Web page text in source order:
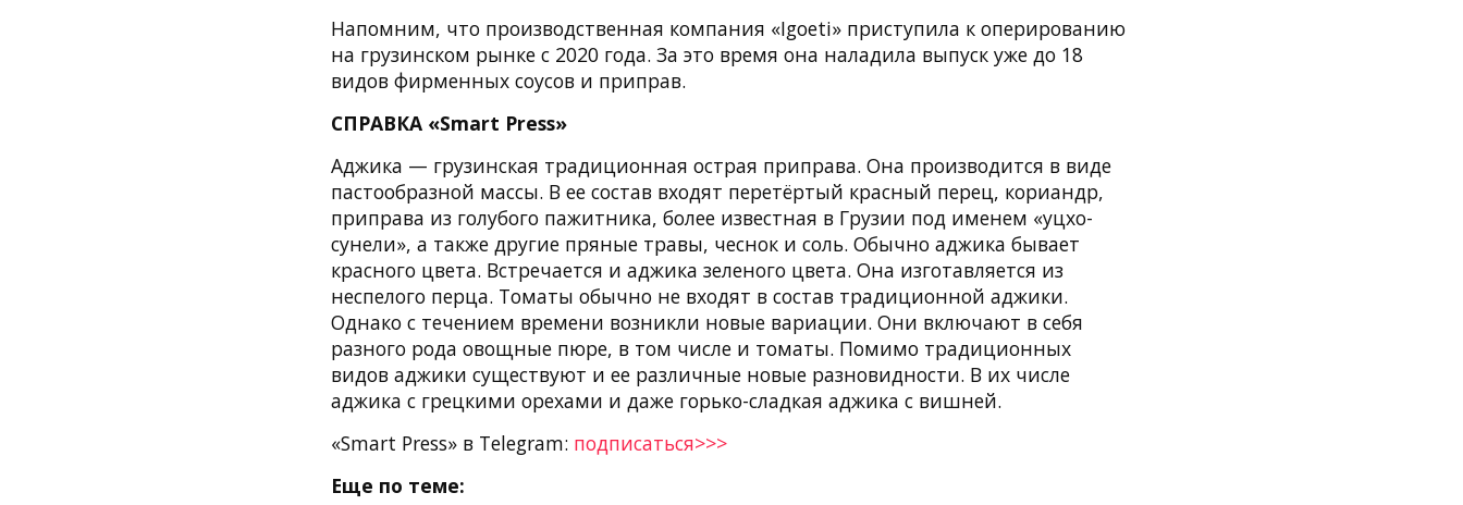
Напомним, что производственная компания «Igoeti» приступила к оперированию
на грузинском рынке с 2020 года. За это время она наладила выпуск уже до 18
видов фирменных соусов и приправ.
СПРАВКА «Smart Press»
Аджика — грузинская традиционная острая приправа. Она производится в виде
пастообразной массы. В ее состав входят перетёртый красный перец, кориандр,
приправа из голубого пажитника, более известная в Грузии под именем «уцхо-
сунели», а также другие пряные травы, чеснок и соль. Обычно аджика бывает
красного цвета. Встречается и аджика зеленого цвета. Она изготавляется из
неспелого перца. Томаты обычно не входят в состав традиционной аджики.
Однако с течением времени возникли новые вариации. Они включают в себя
разного рода овощные пюре, в том числе и томаты. Помимо традиционных
видов аджики существуют и ее различные новые разновидности. В их числе
аджика с грецкими орехами и даже горько-сладкая аджика с вишней.
«Smart Press» в Telegram: подписаться>>>
Еще по теме: